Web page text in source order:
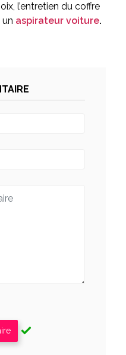
l’entretien du coffre
aspirateur voiture.